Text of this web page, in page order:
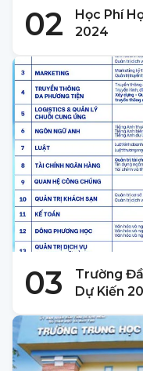
02
Học Phí
2024
03
Trường
Dự Kiến